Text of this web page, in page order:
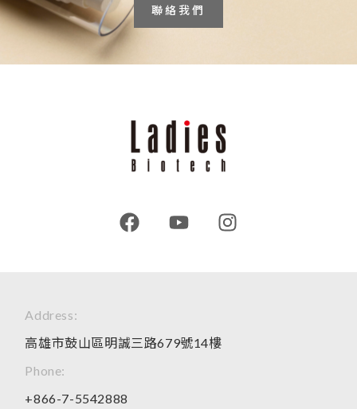
聯絡我們
Address:
高雄市鼓山區明誠三路679號14樓
Phone:
+866-7-5542888